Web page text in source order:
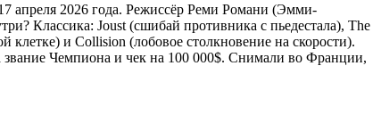
апреля 2026 года. Режиссёр Реми Романи (Эмми-
Классика: Joust (сшибай противника с пьедестала), The
и Collision (лобовое столкновение на скорости).
Чемпиона и чек на 100 000$. Снимали во Франции,